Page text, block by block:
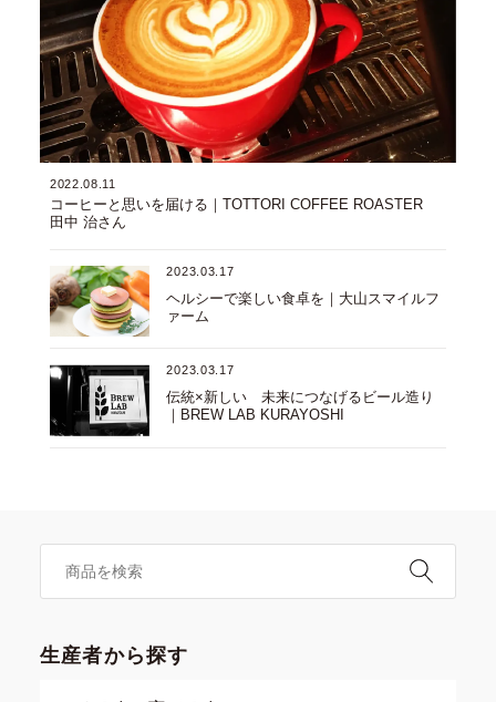
2022.08.11
コーヒーと思いを届ける｜TOTTORI COFFEE ROASTER
田中 治さん
2023.03.17
ヘルシーで楽しい食卓を｜大山スマイルフ
ァーム
2023.03.17
伝統×新しい 未来につなげるビール造り
｜BREW LAB KURAYOSHI
生産者から探す